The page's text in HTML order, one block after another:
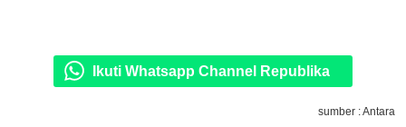
Ikuti Whatsapp Channel Republika
sumber : Antara